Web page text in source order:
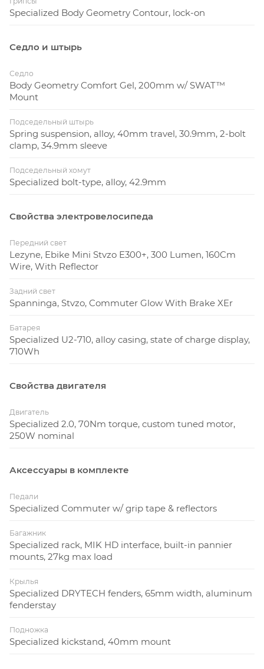
Specialized Body Geometry Contour, lock-on
Седло и штырь
Седло
Body Geometry Comfort Gel, 200mm w/ SWAT™
Mount
Подседельный штырь
Spring suspension, alloy, 40mm travel, 30.9mm, 2-bolt
clamp, 34.9mm sleeve
Подседельный хомут
Specialized bolt-type, alloy, 42.9mm
Свойства электровелосипеда
Передний свет
Lezyne, Ebike Mini Stvzo E300+, 300 Lumen, 160Cm
Wire, With Reflector
Задний свет
Spanninga, Stvzo, Commuter Glow With Brake XEr
Батарея
Specialized U2-710, alloy casing, state of charge display,
710Wh
Свойства двигателя
Двигатель
Specialized 2.0, 70Nm torque, custom tuned motor,
250W nominal
Аксессуары в комплекте
Педали
Specialized Commuter w/ grip tape & reflectors
Багажник
Specialized rack, MIK HD interface, built-in pannier
mounts, 27kg max load
Крылья
Specialized DRYTECH fenders, 65mm width, aluminum
fenderstay
Подножка
Specialized kickstand, 40mm mount